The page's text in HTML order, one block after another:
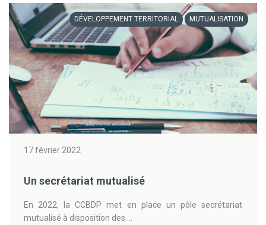
DÉVELOPPEMENT TERRITORIAL MUTUALISATION
17 février 2022
Un secrétariat mutualisé
En 2022, la CCBDP met en place un pôle secrétariat
mutualisé à disposition des ...